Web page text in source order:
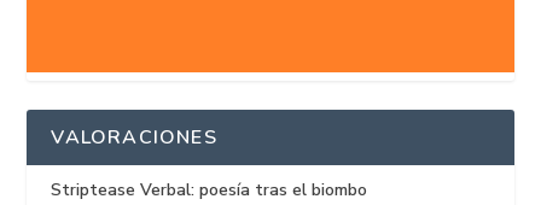
VALORACIONES
Striptease Verbal: poesía tras el biombo